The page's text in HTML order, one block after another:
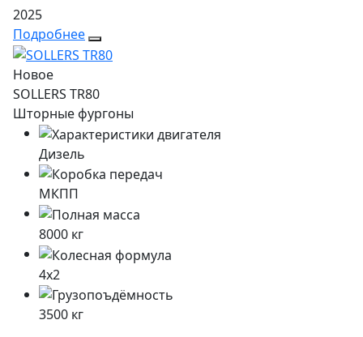
2025
Подробнее
Новое
SOLLERS TR80
Шторные фургоны
Дизель
МКПП
8000 кг
4x2
3500 кг